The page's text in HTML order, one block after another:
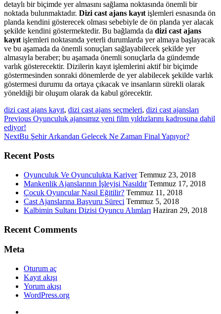
detaylı bir biçimde yer almasını sağlama noktasında önemli bir
noktada bulunmaktadır. Dizi cast ajans kayıtişlemleri esnasında ön
planda kendini gösterecek olması sebebiyle de ön planda yer alacak
şekilde kendini göstermektedir. Bu bağlamda da dizi cast ajans
kayıtişlemleri noktasında yeterli durumlarda yer almaya başlayacak
ve bu aşamada da önemli sonuçları sağlayabilecek şekilde yer
almasıyla beraber; bu aşamada önemli sonuçlarla da gündemde
varlık gösterecektir. Dizilerin kayıt işlemlerini aktif bir biçimde
göstermesinden sonraki dönemlerde de yer alabilecek şekilde varlık
göstermesi durumu da ortaya çıkacak ve insanların sürekli olarak
yöneldiği bir oluşum olarak da kabul görecektir.
dizi cast ajans kayıt, dizi cast ajans seçmeleri, dizi cast ajansları
PreviousPrevious
Oyunculuk ajansımız yeni film yıldızlarını kadrosuna dahil
ediyor!
NextNext
Bu Şehir Arkandan Gelecek Ne Zaman Final Yapıyor?
Recent Posts
Oyunculuk Ve Oyunculukta Kariyer Temmuz 23, 2018
Mankenlik Ajanslarının İşleyişi Nasıldır Temmuz 17, 2018
Çocuk Oyuncular Nasıl Eğitilir? Temmuz 11, 2018
Cast Ajanslarına Başvuru Süreci Temmuz 5, 2018
Kalbimin Sultanı Dizisi Oyuncu Alımları Haziran 29, 2018
Recent Comments
Meta
Oturum aç
Kayıt akışı
Yorum akışı
WordPress.org